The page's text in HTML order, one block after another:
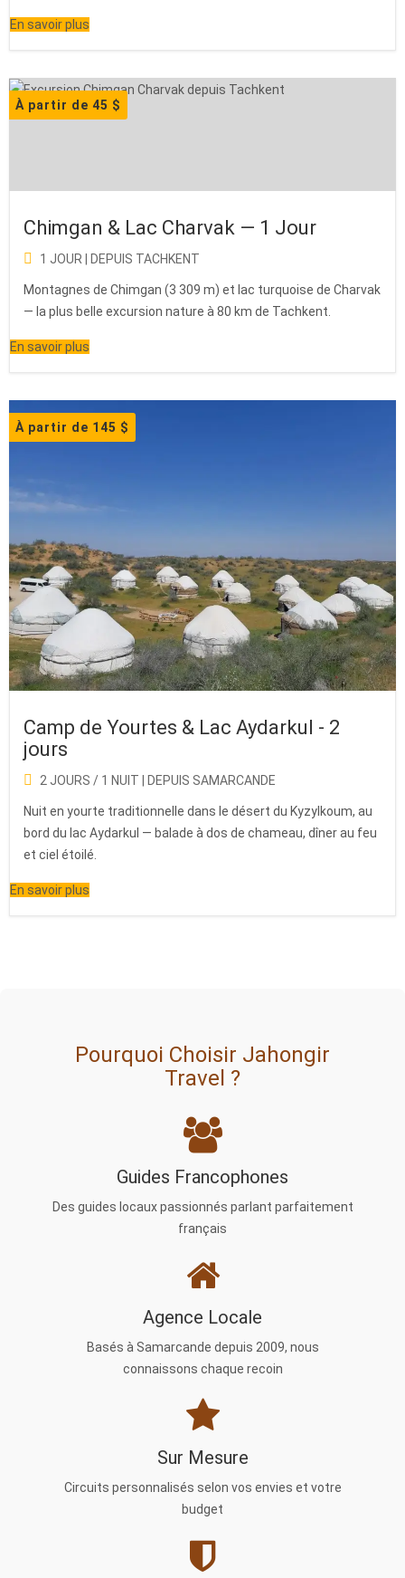
En savoir plus
À partir de 45 $
Chimgan & Lac Charvak — 1 Jour
1 JOUR | DEPUIS TACHKENT
Montagnes de Chimgan (3 309 m) et lac turquoise de Charvak
— la plus belle excursion nature à 80 km de Tachkent.
En savoir plus
À partir de 145 $
Camp de Yourtes & Lac Aydarkul - 2
jours
2 JOURS / 1 NUIT | DEPUIS SAMARCANDE
Nuit en yourte traditionnelle dans le désert du Kyzylkoum, au
bord du lac Aydarkul — balade à dos de chameau, dîner au feu
et ciel étoilé.
En savoir plus
Pourquoi Choisir Jahongir
Travel ?
Guides Francophones
Des guides locaux passionnés parlant parfaitement
français
Agence Locale
Basés à Samarcande depuis 2009, nous
connaissons chaque recoin
Sur Mesure
Circuits personnalisés selon vos envies et votre
budget